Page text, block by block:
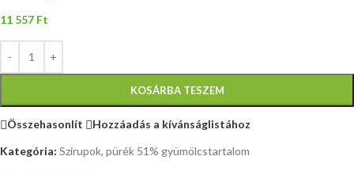
11 557 Ft
KOSÁRBA TESZEM
Összehasonlít
Hozzáadás a kívánságlistához
Kategória: Szirupok, pürék 51% gyümölcstartalom